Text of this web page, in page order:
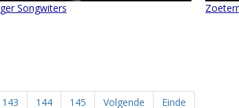
Songwiters
143 144 145 Volgende Einde